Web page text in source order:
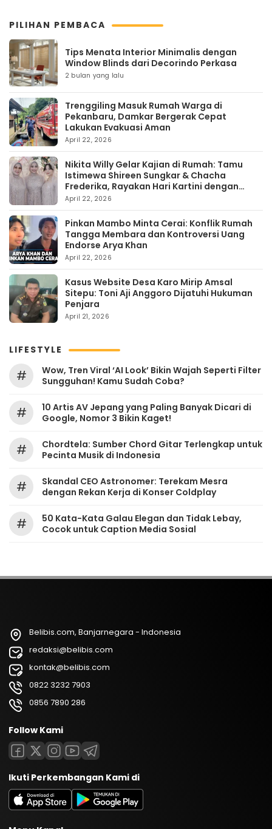
PILIHAN PEMBACA
Tips Menata Interior Minimalis dengan
Window Blinds dari Decorindo Perkasa
2 bulan yang lalu
Trenggiling Masuk Rumah Warga di
Pekanbaru, Damkar Bergerak Cepat
Lakukan Evakuasi Aman
April 22, 2026
Nikita Willy Gelar Kajian di Rumah: Tamu
Istimewa Shireen Sungkar & Chacha
Frederika, Rayakan Hari Kartini dengan
Kehangatan
April 22, 2026
Pinkan Mambo Minta Cerai: Konflik Rumah
Tangga Membara dan Kontroversi Uang
Endorse Arya Khan
April 22, 2026
Kasus Website Desa Karo Mirip Amsal
Sitepu: Toni Aji Anggoro Dijatuhi Hukuman
Penjara
April 21, 2026
LIFESTYLE
#
Wow, Tren Viral ‘AI Look’ Bikin Wajah Seperti Filter
Sungguhan! Kamu Sudah Coba?
#
10 Artis AV Jepang yang Paling Banyak Dicari di
Google, Nomor 3 Bikin Kaget!
#
Chordtela: Sumber Chord Gitar Terlengkap untuk
Pecinta Musik di Indonesia
#
Skandal CEO Astronomer: Terekam Mesra
dengan Rekan Kerja di Konser Coldplay
#
50 Kata-Kata Galau Elegan dan Tidak Lebay,
Cocok untuk Caption Media Sosial
Belibis.com, Banjarnegara - Indonesia
redaksi@belibis.com
kontak@belibis.com
0822 3232 7903
0856 7890 286
Follow Kami
Ikuti Perkembangan Kami di